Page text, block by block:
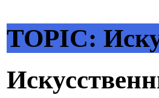
TOPIC: